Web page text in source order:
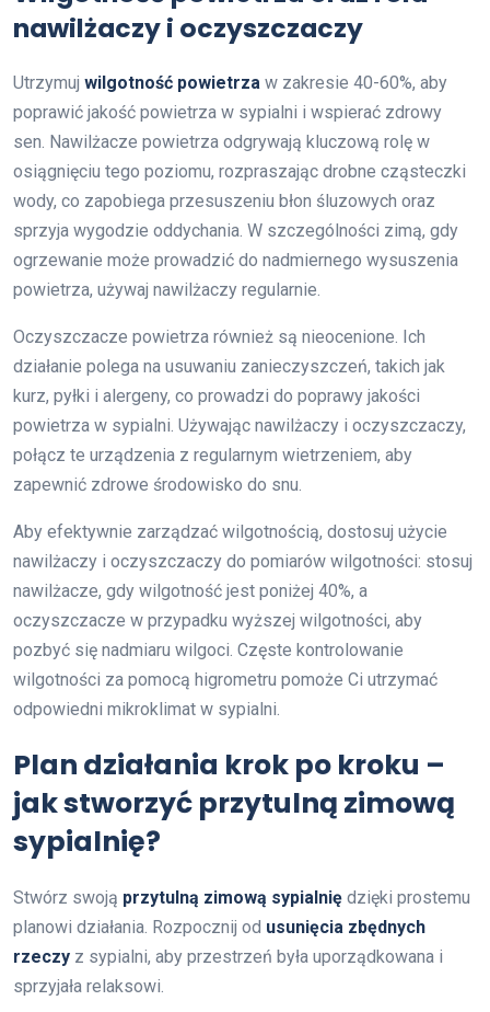
nawilżaczy i oczyszczaczy
Utrzymuj wilgotność powietrza w zakresie 40-60%, aby
poprawić jakość powietrza w sypialni i wspierać zdrowy
sen. Nawilżacze powietrza odgrywają kluczową rolę w
osiągnięciu tego poziomu, rozpraszając drobne cząsteczki
wody, co zapobiega przesuszeniu błon śluzowych oraz
sprzyja wygodzie oddychania. W szczególności zimą, gdy
ogrzewanie może prowadzić do nadmiernego wysuszenia
powietrza, używaj nawilżaczy regularnie.
Oczyszczacze powietrza również są nieocenione. Ich
działanie polega na usuwaniu zanieczyszczeń, takich jak
kurz, pyłki i alergeny, co prowadzi do poprawy jakości
powietrza w sypialni. Używając nawilżaczy i oczyszczaczy,
połącz te urządzenia z regularnym wietrzeniem, aby
zapewnić zdrowe środowisko do snu.
Aby efektywnie zarządzać wilgotnością, dostosuj użycie
nawilżaczy i oczyszczaczy do pomiarów wilgotności: stosuj
nawilżacze, gdy wilgotność jest poniżej 40%, a
oczyszczacze w przypadku wyższej wilgotności, aby
pozbyć się nadmiaru wilgoci. Częste kontrolowanie
wilgotności za pomocą higrometru pomoże Ci utrzymać
odpowiedni mikroklimat w sypialni.
Plan działania krok po kroku –
jak stworzyć przytulną zimową
sypialnię?
Stwórz swoją przytulną zimową sypialnię dzięki prostemu
planowi działania. Rozpocznij od usunięcia zbędnych
rzeczy z sypialni, aby przestrzeń była uporządkowana i
sprzyjała relaksowi.